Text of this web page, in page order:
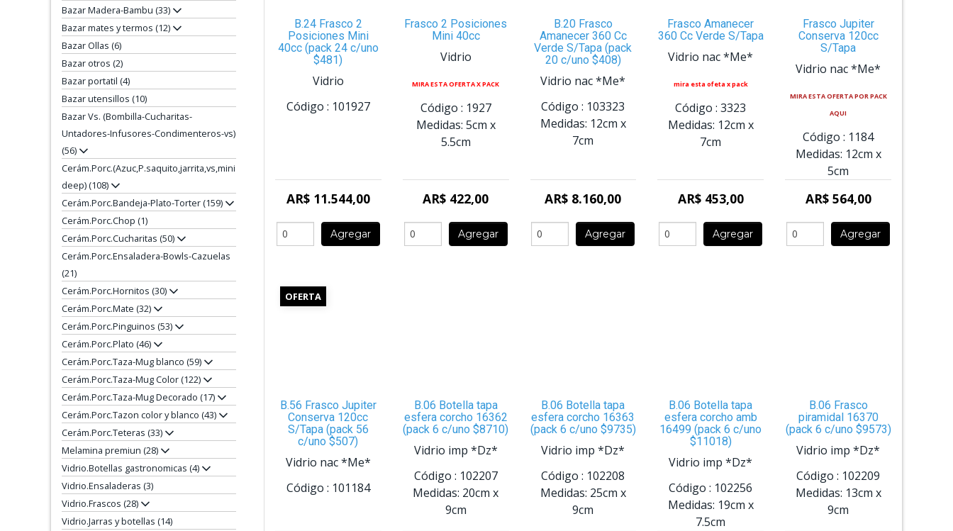
Bazar Madera-Bambu (33)
Bazar mates y termos (12)
Bazar Ollas (6)
Bazar otros (2)
Bazar portatil (4)
Bazar utensillos (10)
Bazar Vs. (Bombilla-Cucharitas-
Untadores-Infusores-Condimenteros-vs)
(56)
Cerám.Porc.(Azuc,P.saquito,jarrita,vs,mini
deep) (108)
Cerám.Porc.Bandeja-Plato-Torter (159)
Cerám.Porc.Chop (1)
Cerám.Porc.Cucharitas (50)
Cerám.Porc.Ensaladera-Bowls-Cazuelas
(21)
Cerám.Porc.Hornitos (30)
Cerám.Porc.Mate (32)
Cerám.Porc.Pinguinos (53)
Cerám.Porc.Plato (46)
Cerám.Porc.Taza-Mug blanco (59)
Cerám.Porc.Taza-Mug Color (122)
Cerám.Porc.Taza-Mug Decorado (17)
Cerám.Porc.Tazon color y blanco (43)
Cerám.Porc.Teteras (33)
Melamina premiun (28)
Vidrio.Botellas gastronomicas (4)
Vidrio.Ensaladeras (3)
Vidrio.Frascos (28)
Vidrio.Jarras y botellas (14)
B.24 Frasco 2
Posiciones Mini
40cc (pack 24 c/uno
$481)
Vidrio
Código : 101927
AR$ 11.544,00
Agregar
Frasco 2 Posiciones
Mini 40cc
Vidrio
MIRA ESTA OFERTA X PACK
Código : 1927
Medidas: 5cm x
5.5cm
AR$ 422,00
Agregar
B.20 Frasco
Amanecer 360 Cc
Verde S/Tapa (pack
20 c/uno $408)
Vidrio nac *Me*
Código : 103323
Medidas: 12cm x
7cm
AR$ 8.160,00
Agregar
Frasco Amanecer
360 Cc Verde S/Tapa
Vidrio nac *Me*
mira esta ofeta x pack
Código : 3323
Medidas: 12cm x
7cm
AR$ 453,00
Agregar
Frasco Jupiter
Conserva 120cc
S/Tapa
Vidrio nac *Me*
MIRA ESTA OFERTA POR PACK
AQUI
Código : 1184
Medidas: 12cm x
5cm
AR$ 564,00
Agregar
OFERTA
B.56 Frasco Jupiter
Conserva 120cc
S/Tapa (pack 56
c/uno $507)
Vidrio nac *Me*
Código : 101184
B.06 Botella tapa
esfera corcho 16362
(pack 6 c/uno $8710)
Vidrio imp *Dz*
Código : 102207
Medidas: 20cm x
9cm
B.06 Botella tapa
esfera corcho 16363
(pack 6 c/uno $9735)
Vidrio imp *Dz*
Código : 102208
Medidas: 25cm x
9cm
B.06 Botella tapa
esfera corcho amb
16499 (pack 6 c/uno
$11018)
Vidrio imp *Dz*
Código : 102256
Medidas: 19cm x
7.5cm
B.06 Frasco
piramidal 16370
(pack 6 c/uno $9573)
Vidrio imp *Dz*
Código : 102209
Medidas: 13cm x
9cm